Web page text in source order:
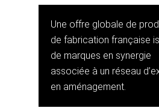
Une offre globale de
de fabrication française
de marques en synergie
associée à un réseau
en aménagement.